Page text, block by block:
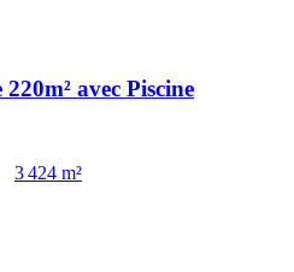
avec Piscine
3 424 m²